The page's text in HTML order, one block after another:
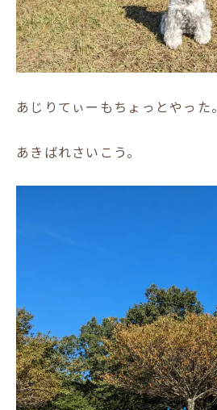
あじりてぃーもちょっとやった。
あきばれさいこう。